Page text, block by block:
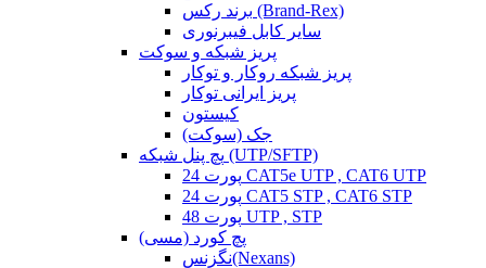
برند رکس (Brand-Rex)
سایر کابل فیبرنوری
پریز شبکه و سوکت
پریز شبکه روکار و توکار
پریز ایرانی توکار
کیستون
جک (سوکت)
پچ پنل شبکه (UTP/SFTP)
24 پورت CAT5e UTP , CAT6 UTP
24 پورت CAT5 STP , CAT6 STP
48 پورت UTP , STP
پچ کورد (مسی)
نگزنس(Nexans)